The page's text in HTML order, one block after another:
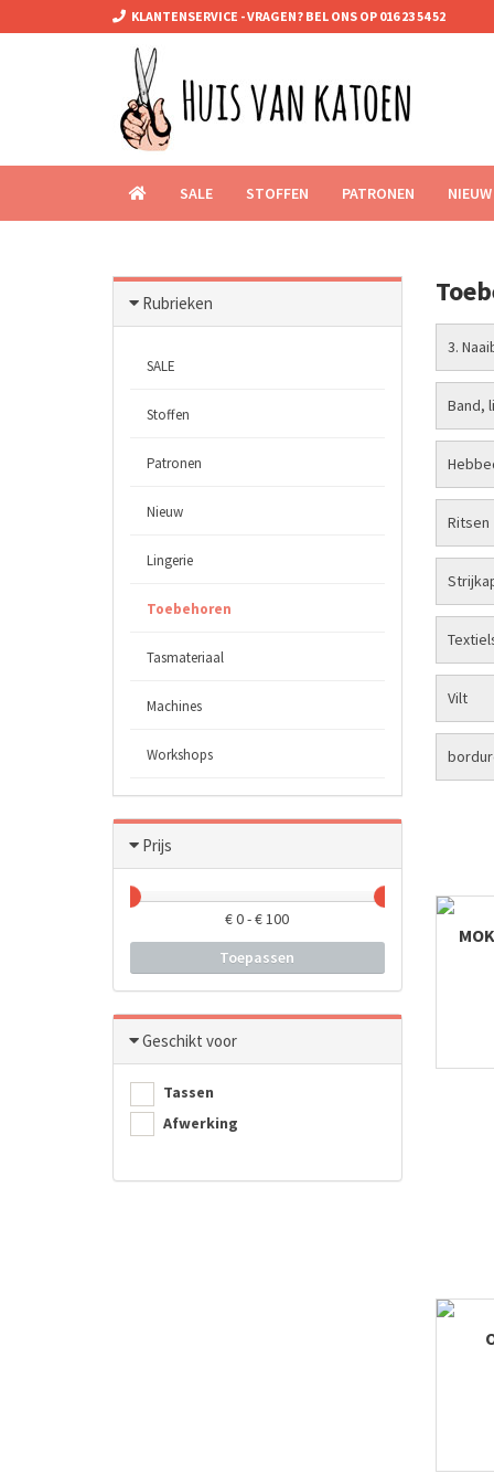
KLANTENSERVICE - VRAGEN? BEL ONS OP 016 23 54 52
SALE STOFFEN PATRONEN NIEUW
Rubrieken
SALE
Stoffen
Patronen
Nieuw
Lingerie
Toebehoren
Tasmateriaal
Machines
Workshops
Prijs
€0- €100
Toepassen
Geschikt voor
Tassen
Afwerking
3.
Band,
Ritsen
Vilt